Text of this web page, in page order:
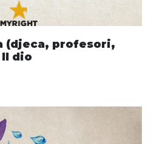
(djeca, profesori,
dio